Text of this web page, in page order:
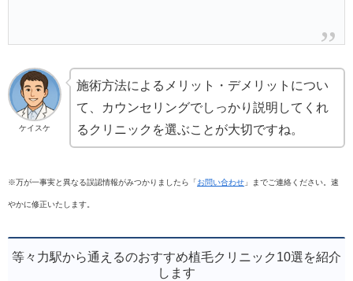
ケイスケ
施術方法によるメリット・デメリットについ
て、カウンセリングでしっかり説明してくれ
るクリニックを選ぶことが大切ですね。
※万が一事実と異なる誤認情報がみつかりましたら「 お問い合わせ 」までご連絡ください。速
やかに修正いたします。
等々力駅から通えるのおすすめ植毛クリニック10選を紹介
します